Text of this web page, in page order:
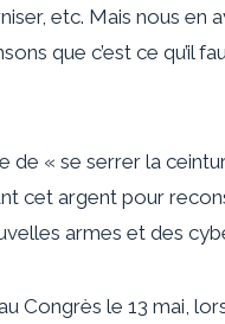
etc. Mais nous en
que c’est ce qu’il
de « se serrer la
cet argent pour
armes et des
le 13 mai,